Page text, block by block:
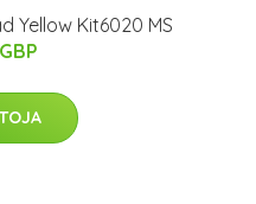
Yellow Kit6020 MS